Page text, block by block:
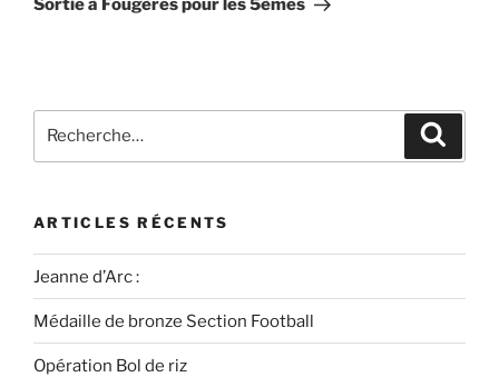
Sortie à Fougères pour les 5èmes
ARTICLES RÉCENTS
Jeanne d’Arc :
Médaille de bronze Section Football
Opération Bol de riz